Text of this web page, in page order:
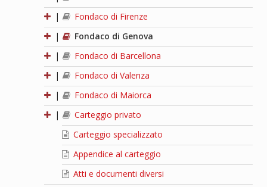
|
Fondaco di Firenze
|
Fondaco di Genova
|
Fondaco di Barcellona
|
Fondaco di Valenza
|
Fondaco di Maiorca
|
Carteggio privato
Carteggio specializzato
Appendice al carteggio
Atti e documenti diversi